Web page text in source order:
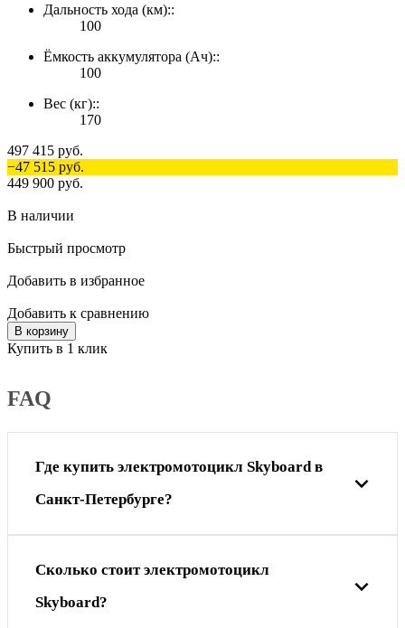
Дальность хода (км)::
100
Ёмкость аккумулятора (Ач)::
100
Вес (кг)::
170
497 415 руб.
−47 515 руб.
449 900 руб.
В наличии
Быстрый просмотр
Добавить в избранное
Добавить к сравнению
В корзину
Купить в 1 клик
FAQ
Где купить электромотоцикл Skyboard в
Санкт-Петербурге?
Сколько стоит электромотоцикл
Skyboard?